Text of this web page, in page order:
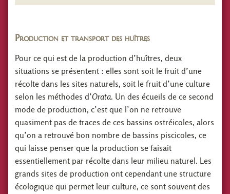
Production et transport des huîtres
Pour ce qui est de la production d’huîtres, deux
situations se présentent : elles sont soit le fruit d’une
récolte dans les sites naturels, soit le fruit d’une culture
selon les méthodes d’Orata. Un des écueils de ce second
mode de production, c’est que l’on ne retrouve
quasiment pas de traces de ces bassins ostréicoles, alors
qu’on a retrouvé bon nombre de bassins piscicoles, ce
qui laisse penser que la production se faisait
essentiellement par récolte dans leur milieu naturel. Les
grands sites de production ont cependant une structure
écologique qui permet leur culture, ce sont souvent des